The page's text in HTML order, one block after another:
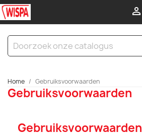

Home Gebruiksvoorwaarden
Gebruiksvoorwaarden
Gebruiksvoorwaarden